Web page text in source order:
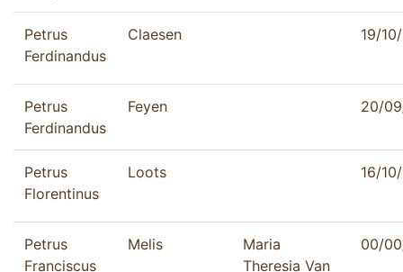
Petrus
Ferdinandus
Claesen 19/
Petrus
Ferdinandus
Feyen 20/
Petrus
Florentinus
Loots 16/
Petrus
Franciscus
Melis
Maria
Theresia Van
00/